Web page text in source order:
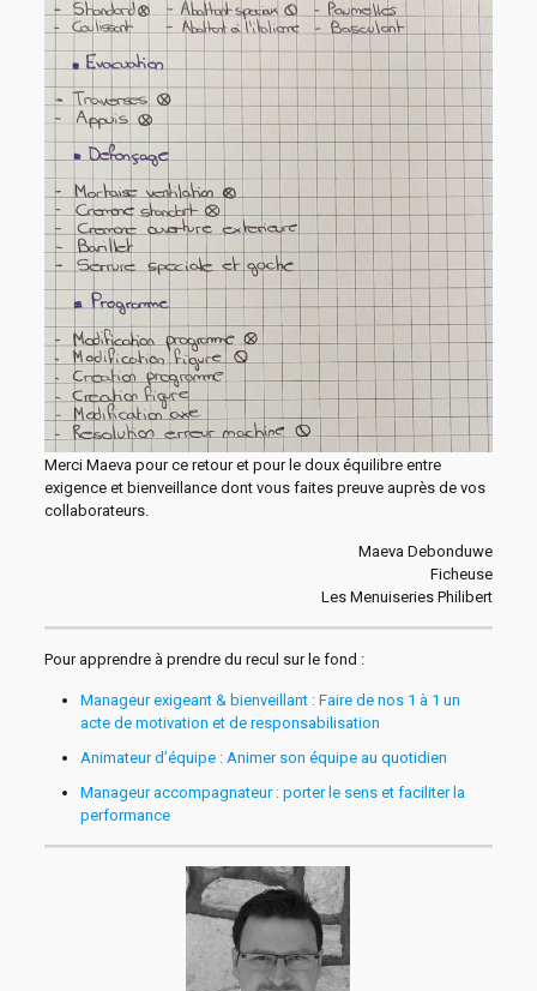
Merci Maeva pour ce retour et pour le doux équilibre entre
exigence et bienveillance dont vous faites preuve auprès de vos
collaborateurs.
Maeva Debonduwe
Ficheuse
Les Menuiseries Philibert
Pour apprendre à prendre du recul sur le fond :
Manageur exigeant & bienveillant : Faire de nos 1 à 1 un
acte de motivation et de responsabilisation
Animateur d’équipe : Animer son équipe au quotidien
Manageur accompagnateur : porter le sens et faciliter la
performance